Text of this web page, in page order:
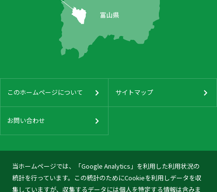
当ホームページでは、「Google Analytics」を利用した利用状況の
統計を行っています。この統計のためにCookieを利用しデータを収
集していますが、収集するデータには個人を特定する情報は含みま
このホームページについて サイトマップ
お問い合わせ